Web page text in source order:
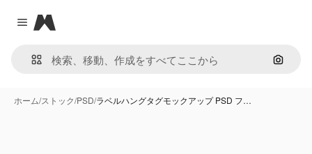
Close menu
Magnific
画像で
ホーム/ストック/PSD/ラベルハングタグモックアップ PSD フ…